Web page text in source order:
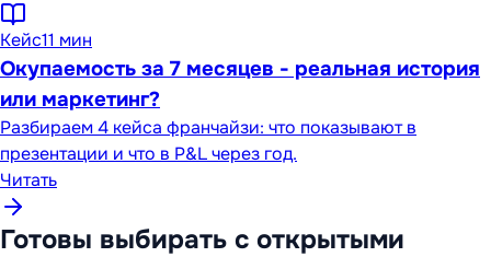
Кейс11 мин
Окупаемость за 7 месяцев - реальная история
или маркетинг?
Разбираем 4 кейса франчайзи: что показывают в
презентации и что в P&L через год.
Читать
Готовы выбирать с открытыми